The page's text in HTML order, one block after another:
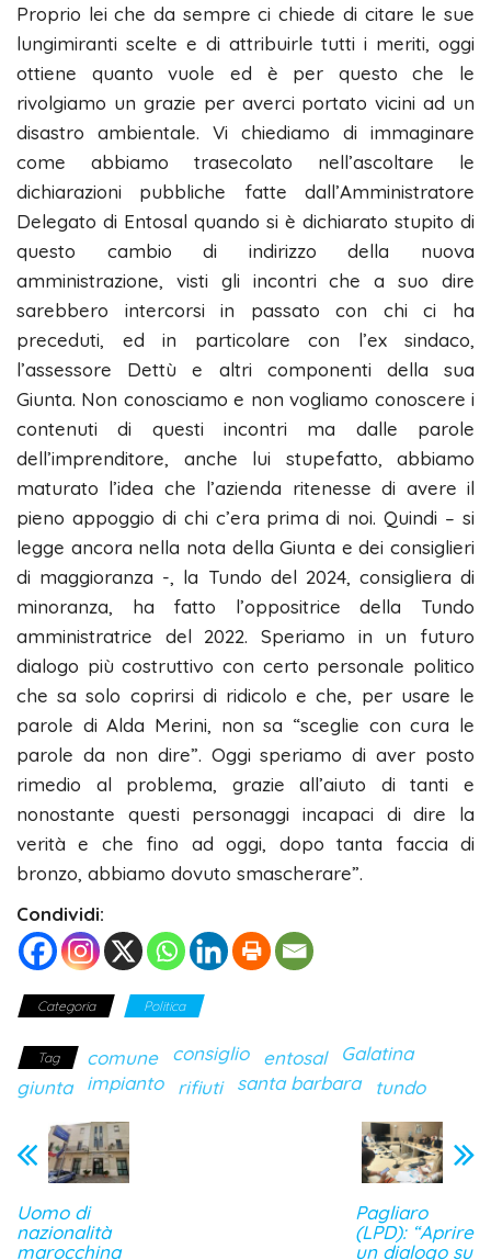
Proprio lei che da sempre ci chiede di citare le sue
lungimiranti scelte e di attribuirle tutti i meriti, oggi
ottiene quanto vuole ed è per questo che le
rivolgiamo un grazie per averci portato vicini ad un
disastro ambientale. Vi chiediamo di immaginare
come abbiamo trasecolato nell’ascoltare le
dichiarazioni pubbliche fatte dall’Amministratore
Delegato di Entosal quando si è dichiarato stupito di
questo cambio di indirizzo della nuova
amministrazione, visti gli incontri che a suo dire
sarebbero intercorsi in passato con chi ci ha
preceduti, ed in particolare con l’ex sindaco,
l’assessore Dettù e altri componenti della sua
Giunta. Non conosciamo e non vogliamo conoscere i
contenuti di questi incontri ma dalle parole
dell’imprenditore, anche lui stupefatto, abbiamo
maturato l’idea che l’azienda ritenesse di avere il
pieno appoggio di chi c’era prima di noi. Quindi – si
legge ancora nella nota della Giunta e dei consiglieri
di maggioranza -, la Tundo del 2024, consigliera di
minoranza, ha fatto l’oppositrice della Tundo
amministratrice del 2022. Speriamo in un futuro
dialogo più costruttivo con certo personale politico
che sa solo coprirsi di ridicolo e che, per usare le
parole di Alda Merini, non sa “sceglie con cura le
parole da non dire”. Oggi speriamo di aver posto
rimedio al problema, grazie all’aiuto di tanti e
nonostante questi personaggi incapaci di dire la
verità e che fino ad oggi, dopo tanta faccia di
bronzo, abbiamo dovuto smascherare”.
Condividi:
Categoria Politica
Tag comune consiglio entosal
Galatina
giunta
impianto rifiuti santa barbara tundo
Uomo di
nazionalità
marocchina
Pagliaro
(LPD): “Aprire
un dialogo su